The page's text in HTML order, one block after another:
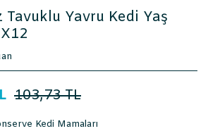
Tavuklu Yavru Kedi Yaş
103,73 TL
Kedi Mamaları